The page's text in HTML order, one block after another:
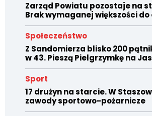
Zarząd Powiatu pozostaje na
Brak wymaganej większości do
Społeczeństwo
Z Sandomierza blisko 200
w 43. Pieszą Pielgrzymkę na
Sport
17 drużyn na starcie. W
zawody sportowo-pożarnicze